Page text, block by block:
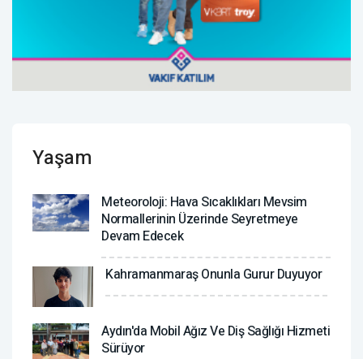
Yaşam
Meteoroloji: Hava Sıcaklıkları Mevsim
Normallerinin Üzerinde Seyretmeye
Devam Edecek
Kahramanmaraş Onunla Gurur Duyuyor
Aydın'da Mobil Ağız Ve Diş Sağlığı Hizmeti
Sürüyor